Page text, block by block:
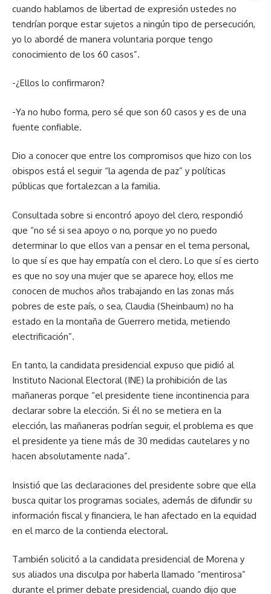
cuando hablamos de libertad de expresión ustedes no
tendrían porque estar sujetos a ningún tipo de persecución,
yo lo abordé de manera voluntaria porque tengo
conocimiento de los 60 casos”.
-¿Ellos lo confirmaron?
-Ya no hubo forma, pero sé que son 60 casos y es de una
fuente confiable.
Dio a conocer que entre los compromisos que hizo con los
obispos está el seguir “la agenda de paz” y políticas
públicas que fortalezcan a la familia.
Consultada sobre si encontró apoyo del clero, respondió
que “no sé si sea apoyo o no, porque yo no puedo
determinar lo que ellos van a pensar en el tema personal,
lo que sí es que hay empatía con el clero. Lo que sí es cierto
es que no soy una mujer que se aparece hoy, ellos me
conocen de muchos años trabajando en las zonas más
pobres de este país, o sea, Claudia (Sheinbaum) no ha
estado en la montaña de Guerrero metida, metiendo
electrificación”.
En tanto, la candidata presidencial expuso que pidió al
Instituto Nacional Electoral (INE) la prohibición de las
mañaneras porque “el presidente tiene incontinencia para
declarar sobre la elección. Si él no se metiera en la
elección, las mañaneras podrían seguir, el problema es que
el presidente ya tiene más de 30 medidas cautelares y no
hacen absolutamente nada”.
Insistió que las declaraciones del presidente sobre que ella
busca quitar los programas sociales, además de difundir su
información fiscal y financiera, le han afectado en la equidad
en el marco de la contienda electoral.
También solicitó a la candidata presidencial de Morena y
sus aliados una disculpa por haberla llamado “mentirosa”
durante el primer debate presidencial, cuando dijo que